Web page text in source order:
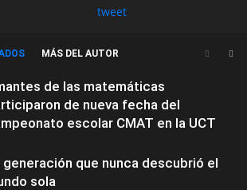
tweet
MÁS DEL AUTOR
de las matemáticas
de nueva fecha del
escolar CMAT en la UCT
generación que nunca descubrió el
sola